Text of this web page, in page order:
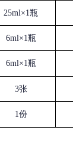
25ml×1瓶
6ml×1瓶
6ml×1瓶
3张
1份